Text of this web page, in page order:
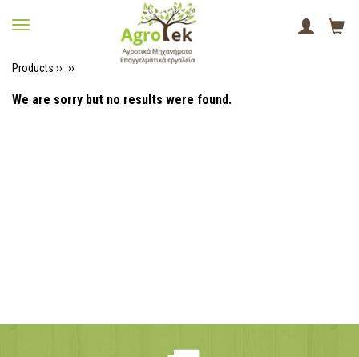
Products ›› ››
We are sorry but no results were found.